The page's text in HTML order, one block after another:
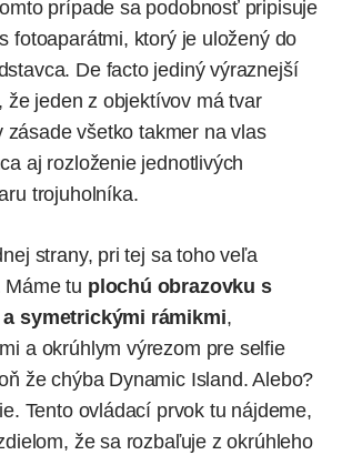
prípade sa podobnosť pripisuje
fotoaparátmi, ktorý je uložený do
De facto jediný výraznejší
že jeden z objektívov má tvar
zásade všetko takmer na vlas
aj rozloženie jednotlivých
trojuholníka.
strany, pri tej sa toho veľa
tu plochú obrazovku s
symetrickými rámikmi,
a okrúhlym výrezom pre selfie
že chýba Dynamic Island. Alebo?
Tento ovládací prvok tu nájdeme,
že sa rozbaľuje z okrúhleho